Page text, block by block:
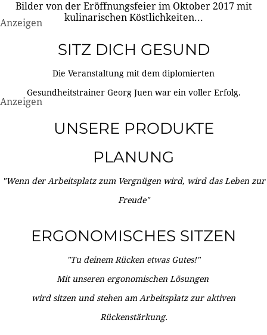
Bilder von der Eröffnungsfeier im Oktober 2017 mit
kulinarischen Köstlichkeiten...
Anzeigen
SITZ DICH GESUND
Die Veranstaltung mit dem diplomierten
Gesundheitstrainer Georg Juen war ein voller Erfolg.
Anzeigen
UNSERE PRODUKTE
PLANUNG
"Wenn der Arbeitsplatz zum Vergnügen wird, wird das Leben zur
Freude"
ERGONOMISCHES SITZEN
"Tu deinem Rücken etwas Gutes!"
Mit unseren ergonomischen Lösungen
wird sitzen und stehen am Arbeitsplatz zur aktiven
Rückenstärkung.